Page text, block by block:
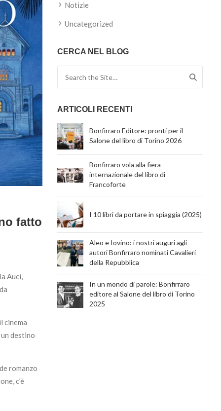
fatto
Auci,
cinema
destino
romanzo
c’è
Notizie
Uncategorized
CERCA NEL BLOG
ARTICOLI RECENTI
Bonfirraro Editore: pronti per il
Salone del libro di Torino 2026
Bonfirraro vola alla fiera
internazionale del libro di
Francoforte
I 10 libri da portare in spiaggia (2025)
Aleo e Iovino: i nostri auguri agli
autori Bonfirraro nominati Cavalieri
della Repubblica
In un mondo di parole: Bonfirraro
editore al Salone del libro di Torino
2025